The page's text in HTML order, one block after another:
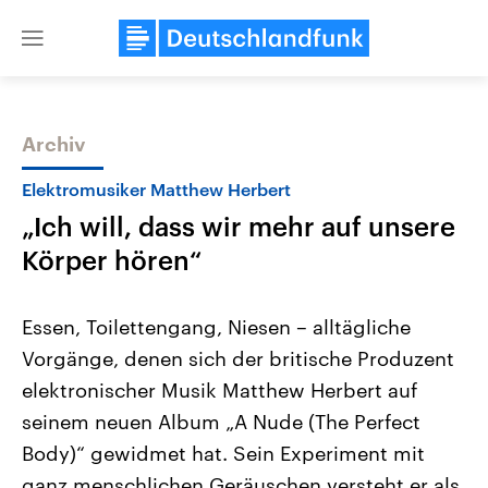
Close
Themen
Landtagswahl Sachsen-Anhalt
2026
Alle Informationen
Sachsen-Anhalt wählt am 6.
September 2026 einen neuen
Landtag. Seit 2021 wird das
Bundesland von einer Koalition aus
USA
Aktuelle Beiträge,
Hintergründe
Wirtschaftlich und
gehören die Vereinigten
den mächtigsten Ländern
mit großem Einfluss auf
Archiv
Elektromusiker Matthew Herbert
„Ich will, dass wir mehr auf unsere
Körper hören“
Essen, Toilettengang, Niesen – alltägliche
Vorgänge, denen sich der britische Produzent
elektronischer Musik Matthew Herbert auf
seinem neuen Album „A Nude (The Perfect
Body)“ gewidmet hat. Sein Experiment mit